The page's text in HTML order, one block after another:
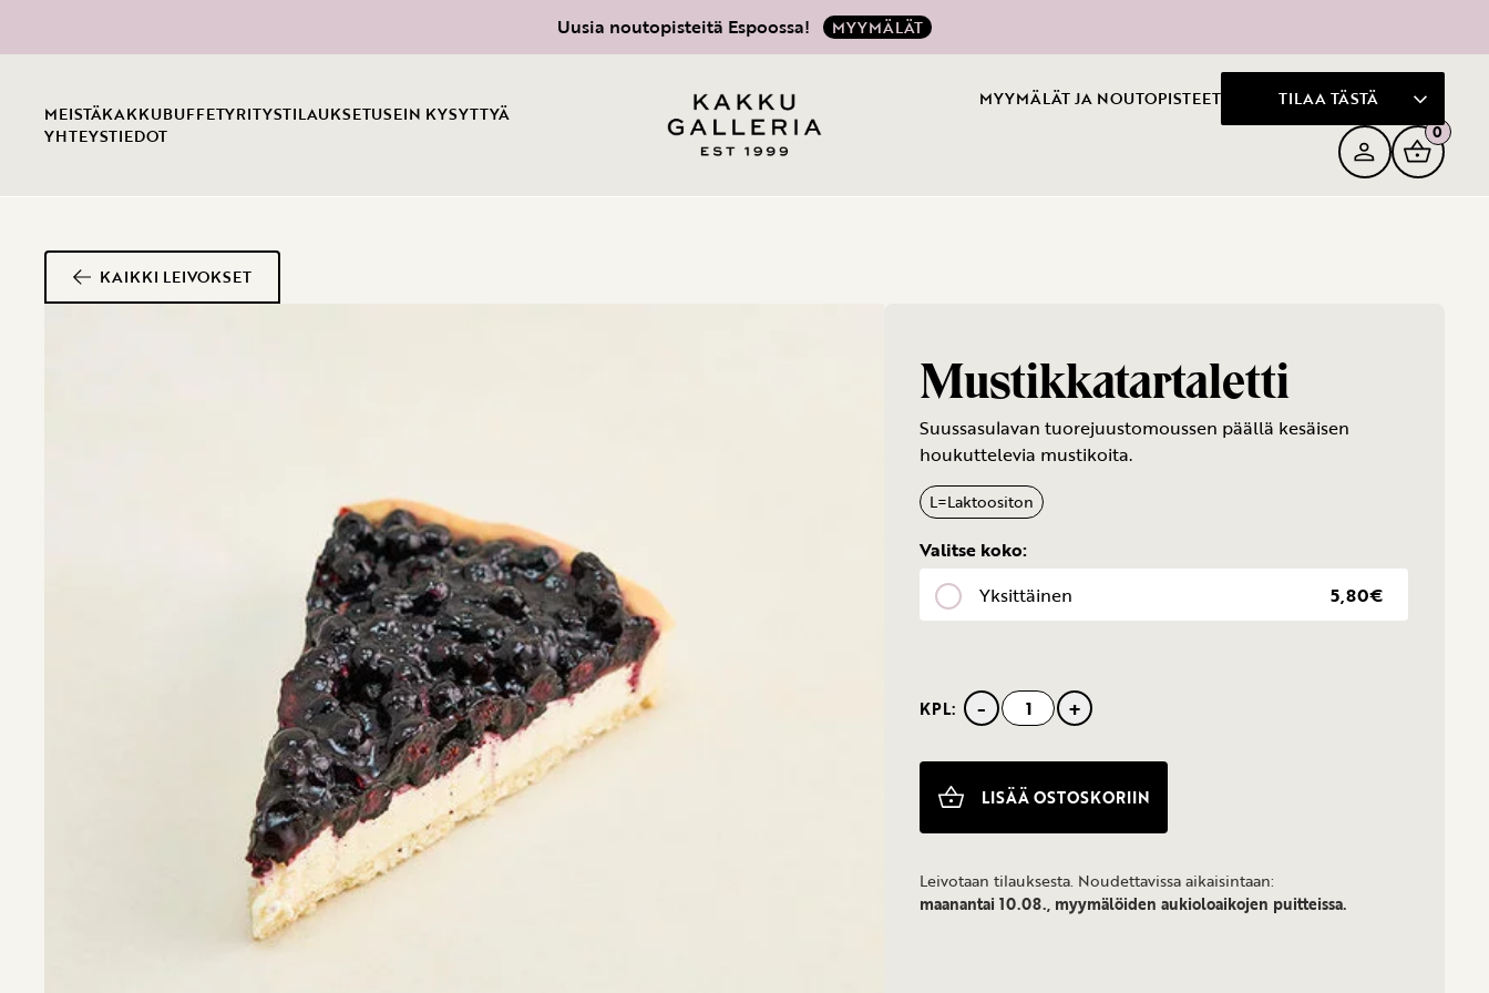
Uusia noutopisteitä Espoossa! MYYMÄLÄT
MEISTÄKAKKUBUFFETYRITYSTILAUKSETUSEIN KYSYTTYÄ
YHTEYSTIEDOT
MYYMÄLÄT JA NOUTOPISTEET
TILAA TÄSTÄ
0
KAIKKI LEIVOKSET
Mustikkatartaletti
Suussasulavan tuorejuustomoussen päällä kesäisen
houkuttelevia mustikoita.
L=Laktoositon
Valitse koko:
Yksittäinen
5,80€
KPL: -
Mustikkatartaletti+
LISÄÄ OSTOSKORIIN
Leivotaan tilauksesta. Noudettavissa aikaisintaan:
maanantai 10.08., myymälöiden aukioloaikojen puitteissa.